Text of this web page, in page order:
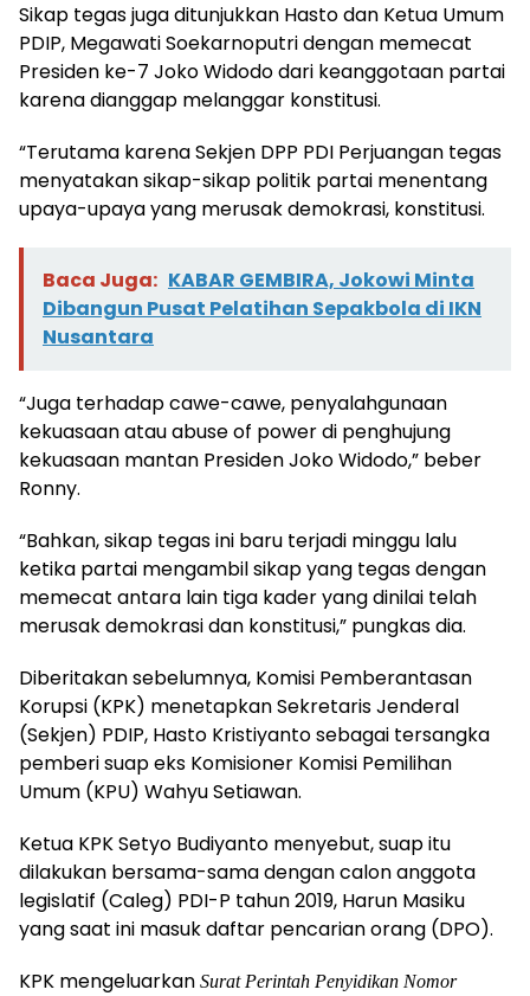
Sikap tegas juga ditunjukkan Hasto dan Ketua Umum
PDIP, Megawati Soekarnoputri dengan memecat
Presiden ke-7 Joko Widodo dari keanggotaan partai
karena dianggap melanggar konstitusi.
“Terutama karena Sekjen DPP PDI Perjuangan tegas
menyatakan sikap-sikap politik partai menentang
upaya-upaya yang merusak demokrasi, konstitusi.
Baca Juga: KABAR GEMBIRA, Jokowi Minta
Dibangun Pusat Pelatihan Sepakbola di IKN
Nusantara
“Juga terhadap cawe-cawe, penyalahgunaan
kekuasaan atau abuse of power di penghujung
kekuasaan mantan Presiden Joko Widodo,” beber
Ronny.
“Bahkan, sikap tegas ini baru terjadi minggu lalu
ketika partai mengambil sikap yang tegas dengan
memecat antara lain tiga kader yang dinilai telah
merusak demokrasi dan konstitusi,” pungkas dia.
Diberitakan sebelumnya, Komisi Pemberantasan
Korupsi (KPK) menetapkan Sekretaris Jenderal
(Sekjen) PDIP, Hasto Kristiyanto sebagai tersangka
pemberi suap eks Komisioner Komisi Pemilihan
Umum (KPU) Wahyu Setiawan.
Ketua KPK Setyo Budiyanto menyebut, suap itu
dilakukan bersama-sama dengan calon anggota
legislatif (Caleg) PDI-P tahun 2019, Harun Masiku
yang saat ini masuk daftar pencarian orang (DPO).
KPK mengeluarkan Surat Perintah Penyidikan Nomor